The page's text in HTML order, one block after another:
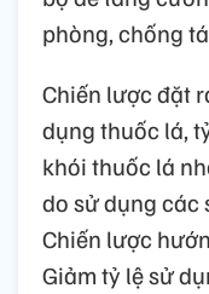
phòng, chống
Chiến lược đặt
dụng thuốc lá,
khói thuốc lá
do sử dụng các
Chiến lược
Giảm tỷ lệ sử